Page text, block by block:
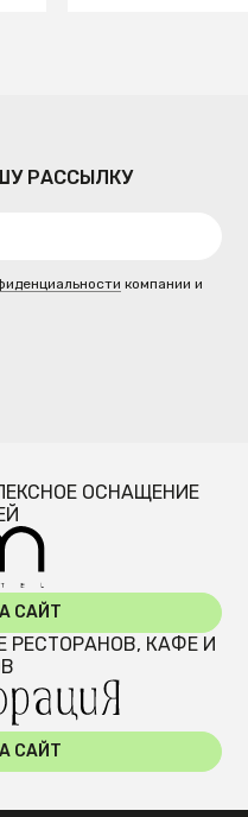
РАССЫЛКУ
компании и
ОСНАЩЕНИЕ
САЙТ
РЕСТОРАНОВ, КАФЕ И
САЙТ